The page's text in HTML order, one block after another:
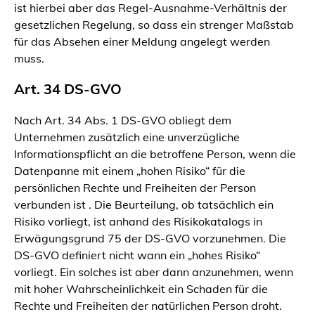
ist hierbei aber das Regel-Ausnahme-Verhältnis der
gesetzlichen Regelung, so dass ein strenger Maßstab
für das Absehen einer Meldung angelegt werden
muss.
Art. 34 DS-GVO
Nach Art. 34 Abs. 1 DS-GVO obliegt dem
Unternehmen zusätzlich eine unverzügliche
Informationspflicht an die betroffene Person, wenn die
Datenpanne mit einem „hohen Risiko“ für die
persönlichen Rechte und Freiheiten der Person
verbunden ist . Die Beurteilung, ob tatsächlich ein
Risiko vorliegt, ist anhand des Risikokatalogs in
Erwägungsgrund 75 der DS-GVO vorzunehmen. Die
DS-GVO definiert nicht wann ein „hohes Risiko“
vorliegt. Ein solches ist aber dann anzunehmen, wenn
mit hoher Wahrscheinlichkeit ein Schaden für die
Rechte und Freiheiten der natürlichen Person droht.